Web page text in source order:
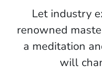
Let industry
renowned
a meditation
will